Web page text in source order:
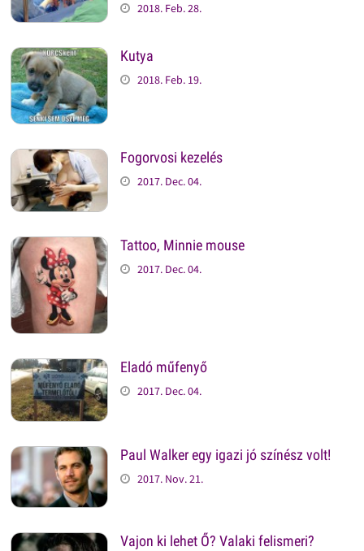
2018. Feb. 28.
Kutya
2018. Feb. 19.
Fogorvosi kezelés
2017. Dec. 04.
Tattoo, Minnie mouse
2017. Dec. 04.
Eladó műfenyő
2017. Dec. 04.
Paul Walker egy igazi jó színész volt!
2017. Nov. 21.
Vajon ki lehet Ő? Valaki felismeri?